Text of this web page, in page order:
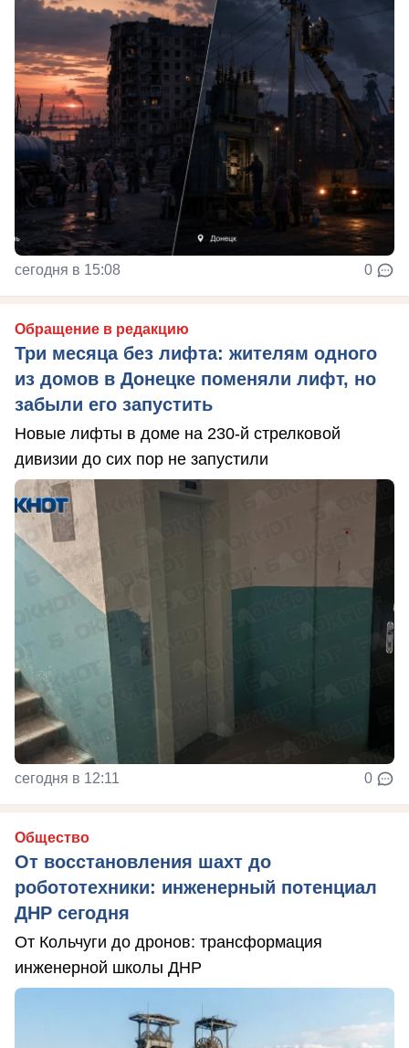
сегодня в 15:08 0
Обращение в редакцию
Три месяца без лифта: жителям одного
из домов в Донецке поменяли лифт, но
забыли его запустить
Новые лифты в доме на 230-й стрелковой
дивизии до сих пор не запустили
сегодня в 12:11 0
Общество
От восстановления шахт до
робототехники: инженерный потенциал
ДНР сегодня
От Кольчуги до дронов: трансформация
инженерной школы ДНР